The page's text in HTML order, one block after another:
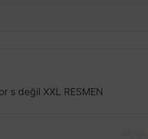
s değil XXL RESMEN